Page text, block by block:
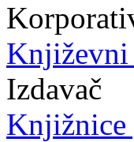
Književni
Izdavač
Knjižnice